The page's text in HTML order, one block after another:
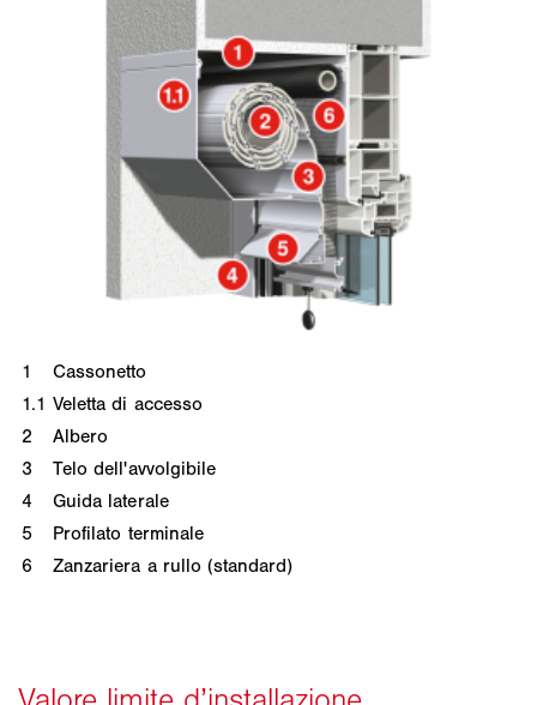
1
Cassonetto
1.1 Veletta di accesso
2
Albero
3
Telo dell'avvolgibile
4
Guida laterale
5
Profilato terminale
6
Zanzariera a rullo (standard)